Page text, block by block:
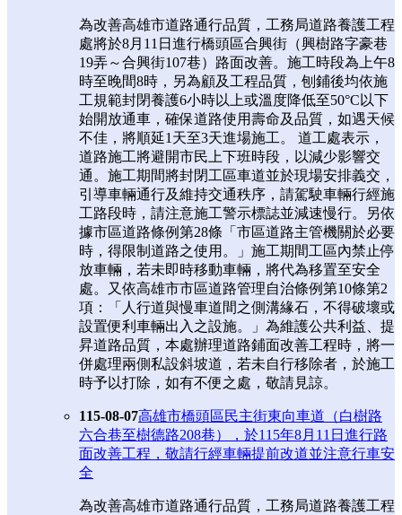
為改善高雄市道路通行品質，工務局道路養護工程
處將於8月11日進行橋頭區合興街（興樹路字豪巷
19弄～合興街107巷）路面改善。施工時段為上午8
時至晚間8時，另為顧及工程品質，刨鋪後均依施
工規範封閉養護6小時以上或溫度降低至50°C以下
始開放通車，確保道路使用壽命及品質，如遇天候
不佳，將順延1天至3天進場施工。 道工處表示，
道路施工將避開市民上下班時段，以減少影響交
通。施工期間將封閉工區車道並於現場安排義交，
引導車輛通行及維持交通秩序，請駕駛車輛行經施
工路段時，請注意施工警示標誌並減速慢行。另依
據市區道路條例第28條「市區道路主管機關於必要
時，得限制道路之使用。」施工期間工區內禁止停
放車輛，若未即時移動車輛，將代為移置至安全
處。又依高雄市市區道路管理自治條例第10條第2
項：「人行道與慢車道間之側溝緣石，不得破壞或
設置便利車輛出入之設施。」為維護公共利益、提
昇道路品質，本處辦理道路鋪面改善工程時，將一
併處理兩側私設斜坡道，若未自行移除者，於施工
時予以打除，如有不便之處，敬請見諒。
115-08-07高雄市橋頭區民主街東向車道（白樹路
六合巷至樹德路208巷），於115年8月11日進行路
面改善工程，敬請行經車輛提前改道並注意行車安
全
為改善高雄市道路通行品質，工務局道路養護工程